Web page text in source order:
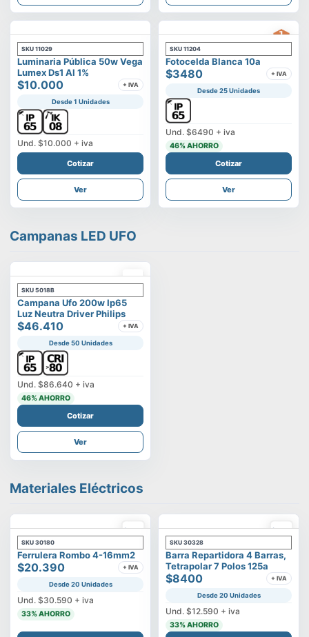
SKU 11029
Luminaria Pública 50w Vega
Lumex Ds1 Al 1%
$10.000 + IVA
Desde 1 Unidades
Und. $10.000 + iva
Cotizar
Ver
SKU 11204
Fotocelda Blanca 10a
$3480 + IVA
Desde 25 Unidades
Und. $6490 + iva
46% AHORRO
Cotizar
Ver
Campanas LED UFO
SKU 5018B
Campana Ufo 200w Ip65
Luz Neutra Driver Philips
$46.410 + IVA
Desde 50 Unidades
Und. $86.640 + iva
46% AHORRO
Cotizar
Ver
Materiales Eléctricos
SKU 30180
Ferrulera Rombo 4-16mm2
$20.390 + IVA
Desde 20 Unidades
Und. $30.590 + iva
33% AHORRO
SKU 30328
Barra Repartidora 4 Barras,
Tetrapolar 7 Polos 125a
$8400 + IVA
Desde 20 Unidades
Und. $12.590 + iva
33% AHORRO